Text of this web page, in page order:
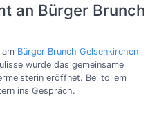
an Bürger Brunch
Bürger Brunch Gelsenkirchen
wurde das gemeinsame
eröffnet. Bei tollem
ins Gespräch.